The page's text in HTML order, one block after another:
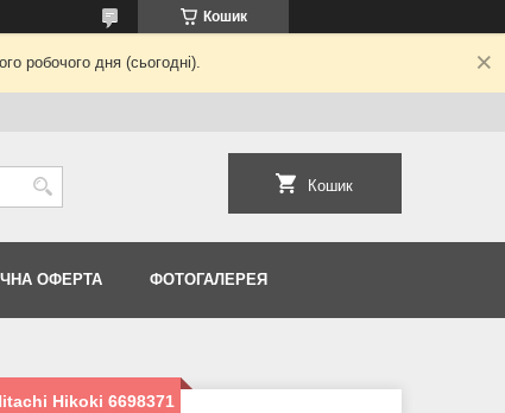
Кошик
робочого дня (сьогодні).
Кошик
ОФЕРТА ФОТОГАЛЕРЕЯ
Hikoki 6698371